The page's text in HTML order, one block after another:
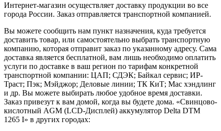
Интернет-магазин осуществляет доставку продукции во все
города России. Заказ отправляется транспортной компанией.
Вы можете сообщить нам пункт назначения, куда требуется
доставить товар, или самостоятельно выбрать транспортную
компанию, которая отправит заказ по указанному адресу. Сама
доставка является бесплатной, вам лишь необходимо оплатить
услуги по доставке в ваш регион по тарифам конкретной
транспортной компании: ЦАП; СДЭК; Байкал сервис; ИР-
Траст; Пэк; Мэйджор; Деловые линии; ТК КиТ; Мас хэндлинг
и др. Вы можете выбирать любое удобное время доставки.
Заказ привезут к вам домой, когда вы будете дома. «Свинцово-
кислотный AGM (LCD-Дисплей) аккумулятор Delta DTM
1265 I» в других городах: